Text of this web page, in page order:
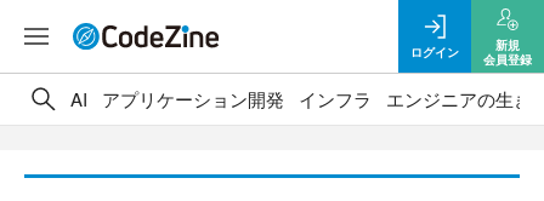
ログイン
新規
会員登録
AI アプリケーション開発 インフラ エンジニアの生き